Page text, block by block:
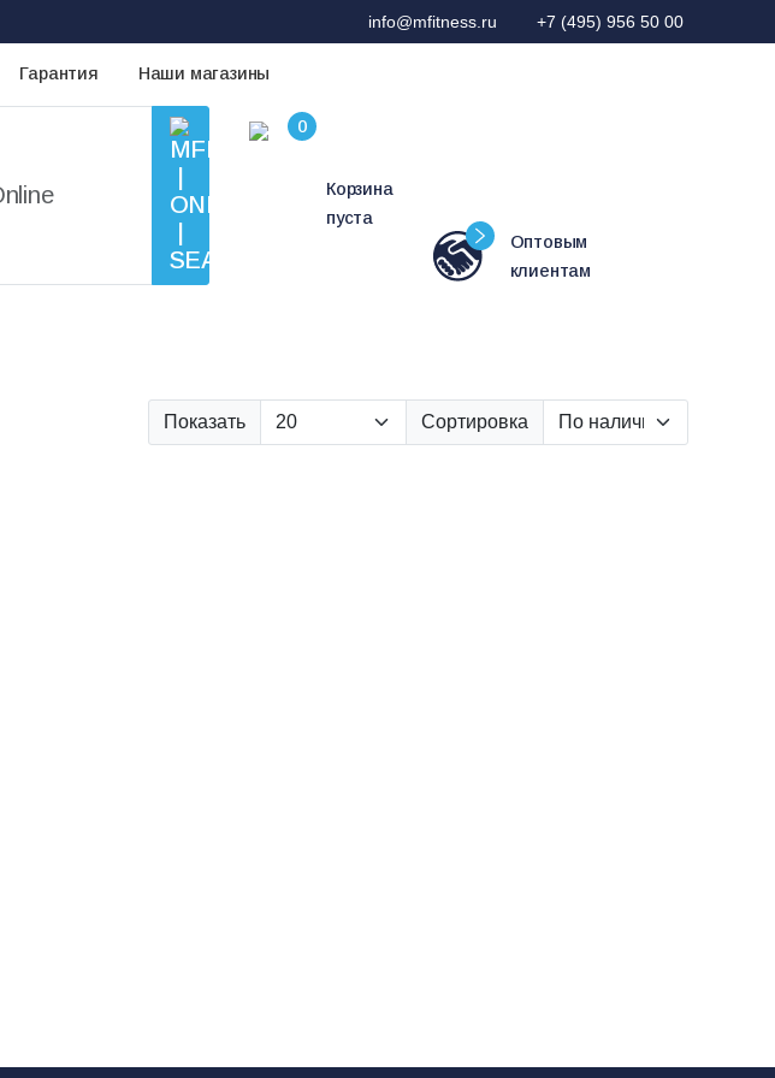
info@mfitness.ru +7 (495) 956 50 00
Гарантия Наши магазины
Корзина
пуста
Оптовым
клиентам
Показать Сортировка